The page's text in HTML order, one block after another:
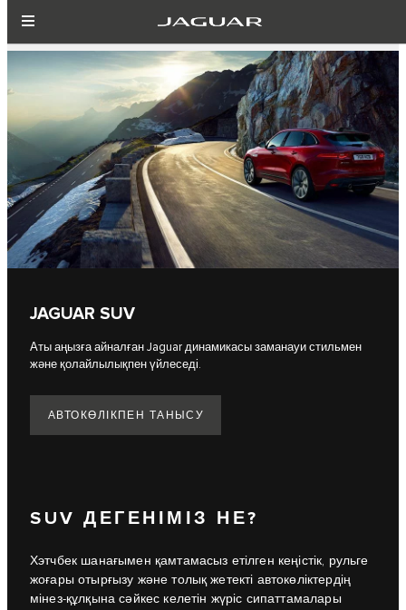
JAGUAR SUV
Аты аңызға айналған Jaguar динамикасы заманауи стильмен
және қолайлылықпен үйлеседі.
АВТОКӨЛІКПЕН ТАНЫСУ
SUV ДЕГЕНІМІЗ НЕ?
Хэтчбек шанағымен қамтамасыз етілген кеңістік, рульге
жоғары отырғызу және толық жетекті автокөліктердің
мінез-құлқына сәйкес келетін жүріс сипаттамалары